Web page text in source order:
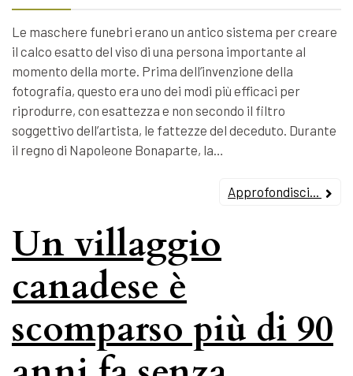
Le maschere funebri erano un antico sistema per creare
il calco esatto del viso di una persona importante al
momento della morte. Prima dell’invenzione della
fotografia, questo era uno dei modi più efficaci per
riprodurre, con esattezza e non secondo il filtro
soggettivo dell’artista, le fattezze del deceduto. Durante
il regno di Napoleone Bonaparte, la…
Approfondisci...
Un villaggio
canadese è
scomparso più di 90